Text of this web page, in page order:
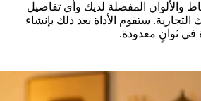
والألوان المفضلة لديك وأي تفاصيل
ستقوم الأداة بعد ذلك بإنشاء
في ثوانٍ معدودة.